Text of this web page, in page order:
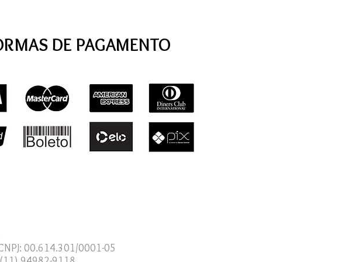
DE PAGAMENTO
00.614.301/0001-05